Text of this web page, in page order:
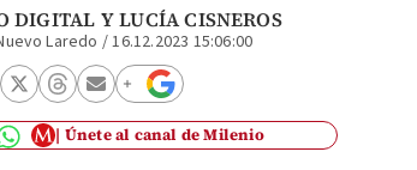
DIGITAL Y LUCÍA CISNEROS
Laredo /16.12.2023 15:06:00
Únete al canal de Milenio